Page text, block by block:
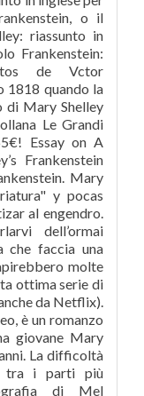
o il
riassunto in
Frankenstein:
de Vctor
1818 quando la
di Mary Shelley
Le Grandi
Essay on A
Frankenstein
Mary
y pocas
al engendro.
dell’ormai
che faccia una
molte
ottima serie di
da Netflix).
è un romanzo
giovane Mary
La difficoltà
tra i parti più
di Mel